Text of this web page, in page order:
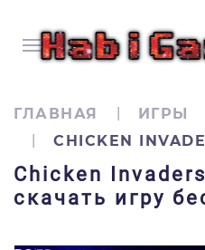
ГЛАВНАЯ
ИГРЫ
CHICKEN
Chicken
скачать игру